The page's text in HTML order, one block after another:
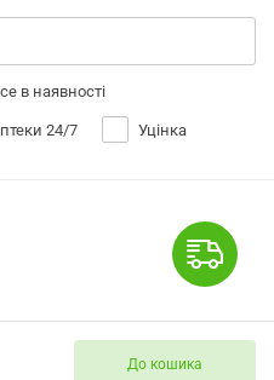
в наявності
24/7 Уцінка
До кошика